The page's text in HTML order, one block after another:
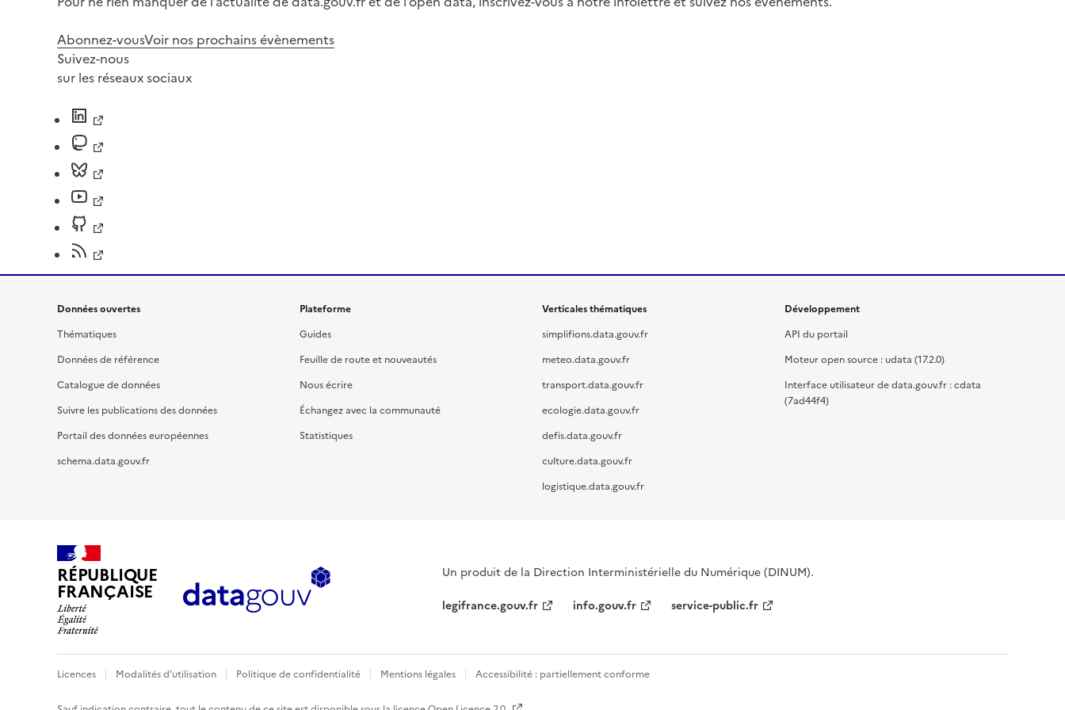
Abonnez-vousVoir nos prochains évènements
Suivez-nous
sur les réseaux sociaux
Données ouvertes
Thématiques
Données de référence
Catalogue de données
Suivre les publications des données
Portail des données européennes
schema.data.gouv.fr
Plateforme
Guides
Feuille de route et nouveautés
Nous écrire
Échangez avec la communauté
Statistiques
Verticales thématiques
simplifions.data.gouv.fr
meteo.data.gouv.fr
transport.data.gouv.fr
ecologie.data.gouv.fr
defis.data.gouv.fr
culture.data.gouv.fr
logistique.data.gouv.fr
Développement
API du portail
Moteur open source : udata (17.2.0)
Interface utilisateur de data.gouv.fr : cdata
(7ad44f4)
RÉPUBLIQUE
FRANÇAISE
Un produit de la Direction Interministérielle du Numérique (DINUM).
legifrance.gouv.fr
info.gouv.fr service-public.fr
Licences Modalités d'utilisation Politique de confidentialité Mentions légales Accessibilité : partiellement conforme